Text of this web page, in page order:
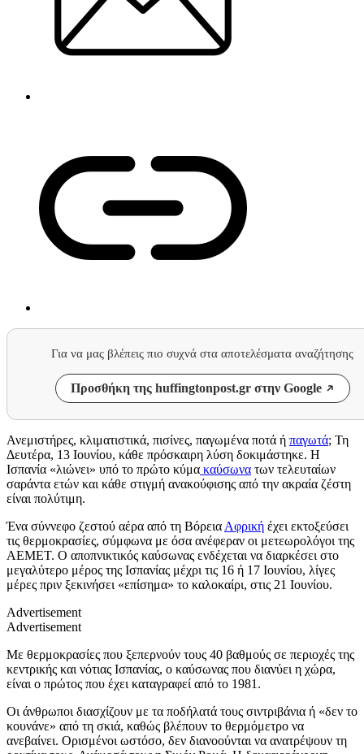
Για να μας βλέπεις πιο συχνά στα αποτελέσματα αναζήτησης
Προσθήκη της huffingtonpost.gr στην Google
Ανεμιστήρες, κλιματιστικά, πισίνες, παγωμένα ποτά ή παγωτά; Τη
Δευτέρα, 13 Ιουνίου, κάθε πρόσκαιρη λύση δοκιμάστηκε. Η
Ισπανία «λιώνει» υπό το πρώτο κύμα καύσωνα των τελευταίων
σαράντα ετών και κάθε στιγμή ανακούφισης από την ακραία ζέστη
είναι πολύτιμη.
Ένα σύννεφο ζεστού αέρα από τη Βόρεια Αφρική έχει εκτοξεύσει
τις θερμοκρασίες, σύμφωνα με όσα ανέφεραν οι μετεωρολόγοι της
AEMET. Ο αποπνικτικός καύσωνας ενδέχεται να διαρκέσει στο
μεγαλύτερο μέρος της Ισπανίας μέχρι τις 16 ή 17 Ιουνίου, λίγες
μέρες πριν ξεκινήσει «επίσημα» το καλοκαίρι, στις 21 Ιουνίου.
Advertisement
Advertisement
Με θερμοκρασίες που ξεπερνούν τους 40 βαθμούς σε περιοχές της
κεντρικής και νότιας Ισπανίας, ο καύσωνας που διανύει η χώρα,
είναι ο πρώτος που έχει καταγραφεί από το 1981.
Οι άνθρωποι διασχίζουν με τα ποδήλατά τους σιντριβάνια ή «δεν το
κουνάνε» από τη σκιά, καθώς βλέπουν το θερμόμετρο να
ανεβαίνει. Ορισμένοι ωστόσο, δεν διανοούνται να ανατρέψουν τη